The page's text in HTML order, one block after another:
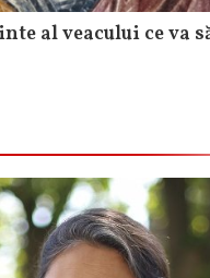
al veacului ce va